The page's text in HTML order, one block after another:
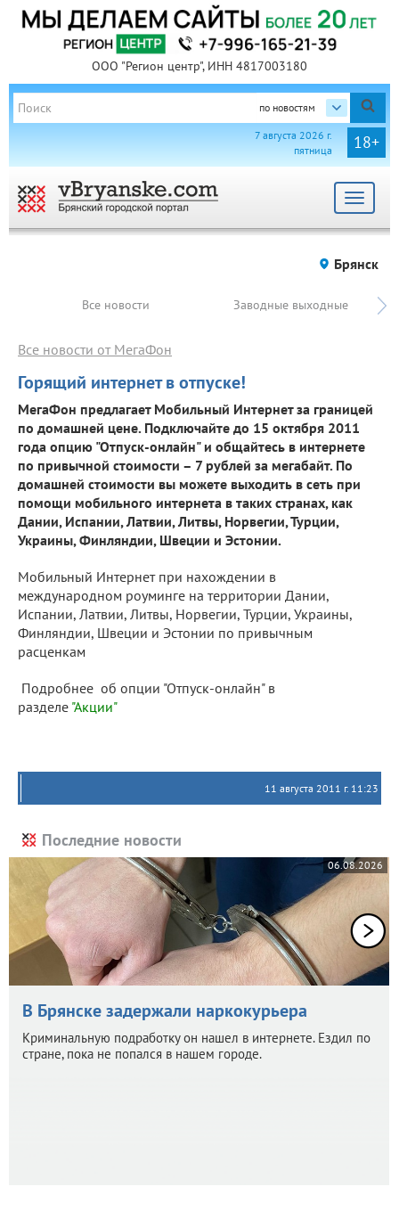
ООО "Регион центр", ИНН 4817003180
по новостям
18+
7 августа 2026 г.
пятница
Toggle
Брянск
Все новости Заводные выходные
Горящий интернет в отпуске!
Все новости от МегаФон
МегаФон предлагает Мобильный Интернет за границей
по домашней цене. Подключайте до 15 октября 2011
года опцию "Отпуск-онлайн" и общайтесь в интернете
по привычной стоимости – 7 рублей за мегабайт. По
домашней стоимости вы можете выходить в сеть при
помощи мобильного интернета в таких странах, как
Дании, Испании, Латвии, Литвы, Норвегии, Турции,
Украины, Финляндии, Швеции и Эстонии.
Мобильный Интернет при нахождении в
международном роуминге на территории Дании,
Испании, Латвии, Литвы, Норвегии, Турции, Украины,
Финляндии, Швеции и Эстонии по привычным
расценкам
Подробнее об опции "Отпуск-онлайн" в
разделе "Акции"
11 августа 2011 г. 11:23
Последние новости
06.08.2026
В Брянске задержали наркокурьера
Криминальную подработку он нашел в интернете. Ездил по
стране, пока не попался в нашем городе.